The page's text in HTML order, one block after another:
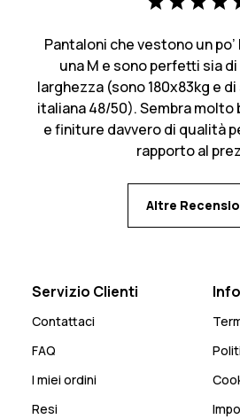
Pantaloni che vestono un
una M e sono perfetti sia
larghezza (sono 180x83kg e
italiana 48/50). Sembra
e finiture davvero di qualità
rapporto al
Altre
Servizio Clienti
Contattaci
FAQ
I miei ordini
Resi
Info